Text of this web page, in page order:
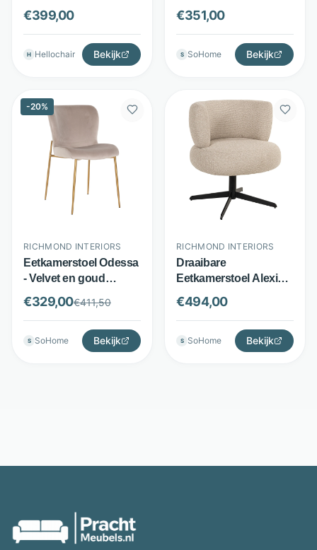
Bouclé - Met
armleuningen - Beige -
Eleonora
€399,00
H Hellochair Bekijk
draaibare stoel - khaki -
Richmond Interiors
€351,00
S SoHome Bekijk
-20%
RICHMOND INTERIORS
Eetkamerstoel Odessa
- Velvet en goud
gecoat staal -
Zithoogte 50 cm -
Khaki - Richmond
Interiors
€329,00€411,50
S SoHome Bekijk
RICHMOND INTERIORS
Draaibare
Eetkamerstoel Alexis -
Bouclé stof -
Draaifunctie - Zand -
Richmond Interiors
€494,00
S SoHome Bekijk